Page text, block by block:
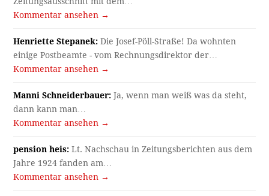
Kommentar ansehen →
Henriette Stepanek: Die Josef-Pöll-Straße! Da wohnten
einige Postbeamte - vom Rechnungsdirektor der…
Kommentar ansehen →
Manni Schneiderbauer: Ja, wenn man weiß was da steht,
dann kann man…
Kommentar ansehen →
pension heis: Lt. Nachschau in Zeitungsberichten aus dem
Jahre 1924 fanden am…
Kommentar ansehen →